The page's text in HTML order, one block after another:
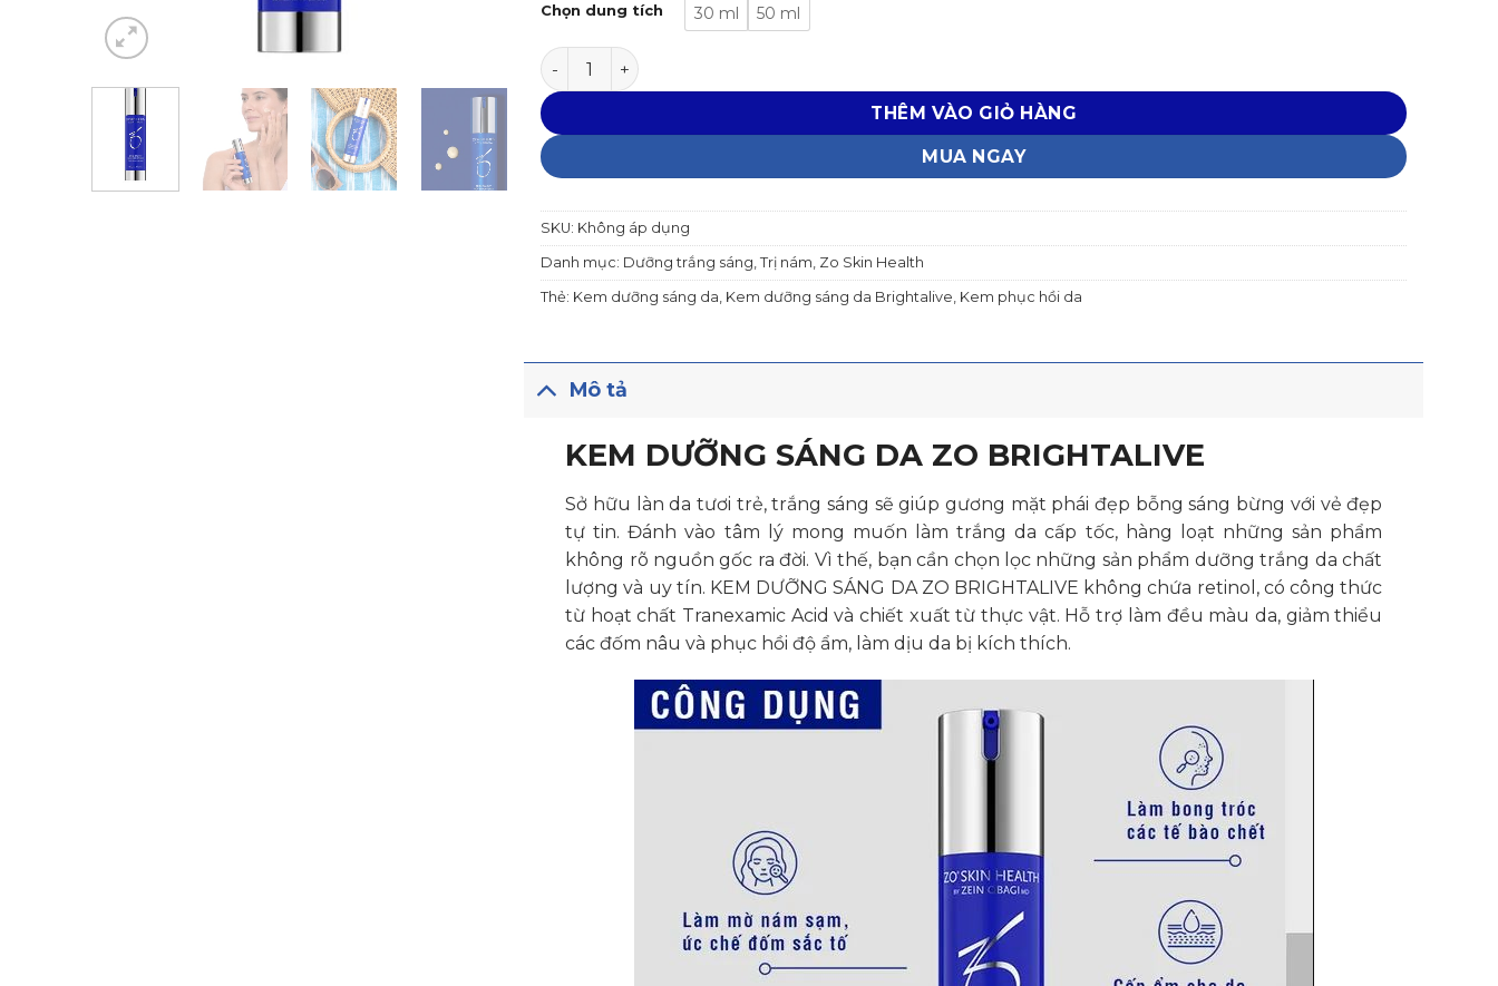
Chọn dung tích 30 ml 50 ml
KEM DƯỠNG SÁNG DA ZO BRIGHTALIVE số lượng
THÊM VÀO GIỎ HÀNG
MUA NGAY
SKU: Không áp dụng
Danh mục: Dưỡng trắng sáng,Trị nám, Zo Skin Health
Thẻ: Kem dưỡng sáng da, Kem dưỡng sáng da Brightalive, Kem phục hồi da
Mô tả
KEM DƯỠNG SÁNG DA ZO BRIGHTALIVE
Sở hữu làn da tươi trẻ, trắng sáng sẽ giúp gương mặt phái đẹp bỗng sáng bừng với vẻ đẹp
tự tin. Đánh vào tâm lý mong muốn làm trắng da cấp tốc, hàng loạt những sản phẩm
không rõ nguồn gốc ra đời. Vì thế, bạn cần chọn lọc những sản phẩm dưỡng trắng da chất
lượng và uy tín. KEM DƯỠNG SÁNG DA ZO BRIGHTALIVE không chứa retinol, có công thức
từ hoạt chất Tranexamic Acid và chiết xuất từ thực vật. Hỗ trợ làm đều màu da, giảm thiểu
các đốm nâu và phục hồi độ ẩm, làm dịu da bị kích thích.